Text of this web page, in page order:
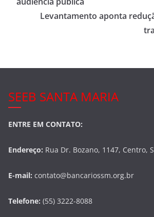
o
Levantamento aponta
SEEB SANTA MARIA
ENTRE EM CONTATO:
Endereço: Rua Dr. Bozano, 1147, Centro,
E-mail: contato@bancariossm.org.br
Telefone: (55) 3222-8088